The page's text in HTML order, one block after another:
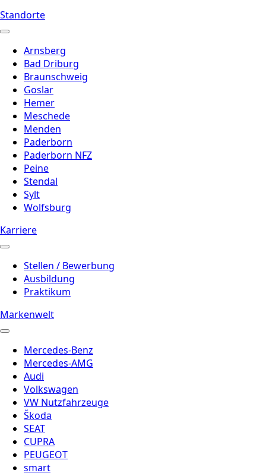
Standorte
Arnsberg
Bad Driburg
Braunschweig
Goslar
Hemer
Meschede
Menden
Paderborn
Paderborn NFZ
Peine
Stendal
Sylt
Wolfsburg
Karriere
Stellen / Bewerbung
Ausbildung
Praktikum
Markenwelt
Mercedes-Benz
Mercedes-AMG
Audi
Volkswagen
VW Nutzfahrzeuge
Škoda
SEAT
CUPRA
PEUGEOT
smart